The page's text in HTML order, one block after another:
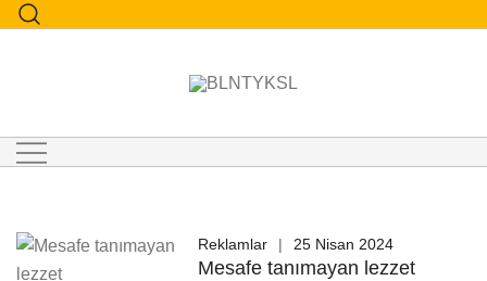
Reklamlar 25 Nisan 2024
Mesafe tanımayan lezzet